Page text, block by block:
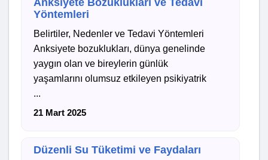
Yöntemleri
Belirtiler, Nedenler ve Tedavi Yöntemleri
Anksiyete bozuklukları, dünya genelinde
yaygın olan ve bireylerin günlük
yaşamlarını olumsuz etkileyen psikiyatrik
...
21 Mart 2025
Düzenli Su Tüketimi ve Faydaları